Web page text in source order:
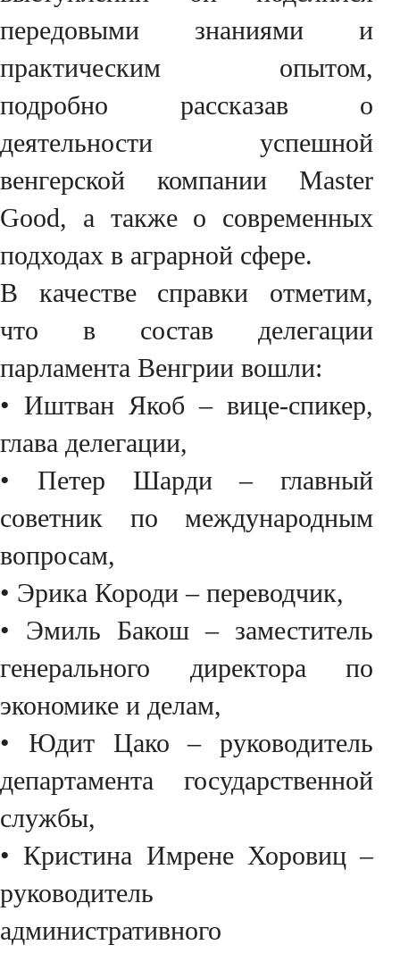
передовыми знаниями и
практическим опытом,
подробно рассказав о
деятельности успешной
венгерской компании Master
Good, а также о современных
подходах в аграрной сфере.
В качестве справки отметим,
что в состав делегации
парламента Венгрии вошли:
• Иштван Якоб – вице-спикер,
глава делегации,
• Петер Шарди – главный
советник по международным
вопросам,
• Эрика Короди – переводчик,
• Эмиль Бакош – заместитель
генерального директора по
экономике и делам,
• Юдит Цако – руководитель
департамента государственной
службы,
• Кристина Имрене Хоровиц –
руководитель
административного